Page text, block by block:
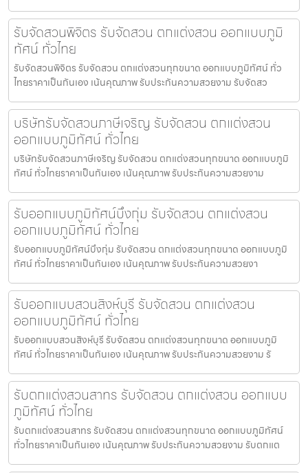
รับจัดสวนพิจิตร รับจัดสวน ตกแต่งสวน ออกแบบภูมิ
ทัศน์ ทั่วไทย
รับจัดสวนพิจิตร รับจัดสวน ตกแต่งสวนทุกขนาด ออกแบบภูมิทัศน์ ทั่ว
ไทยราคาเป็นกันเอง เน้นคุณภาพ รับประกันความสวยงาม รับจัดสว
บริษัทรับจัดสวนภาษีเจริญ รับจัดสวน ตกแต่งสวน
ออกแบบภูมิทัศน์ ทั่วไทย
บริษัทรับจัดสวนภาษีเจริญ รับจัดสวน ตกแต่งสวนทุกขนาด ออกแบบภูมิ
ทัศน์ ทั่วไทยราคาเป็นกันเอง เน้นคุณภาพ รับประกันความสวยงาม
รับออกแบบภูมิทัศน์บึงกุ่ม รับจัดสวน ตกแต่งสวน
ออกแบบภูมิทัศน์ ทั่วไทย
รับออกแบบภูมิทัศน์บึงกุ่ม รับจัดสวน ตกแต่งสวนทุกขนาด ออกแบบภูมิ
ทัศน์ ทั่วไทยราคาเป็นกันเอง เน้นคุณภาพ รับประกันความสวยงา
รับออกแบบสวนสิงห์บุรี รับจัดสวน ตกแต่งสวน
ออกแบบภูมิทัศน์ ทั่วไทย
รับออกแบบสวนสิงห์บุรี รับจัดสวน ตกแต่งสวนทุกขนาด ออกแบบภูมิ
ทัศน์ ทั่วไทยราคาเป็นกันเอง เน้นคุณภาพ รับประกันความสวยงาม รั
รับตกแต่งสวนสาทร รับจัดสวน ตกแต่งสวน ออกแบบ
ภูมิทัศน์ ทั่วไทย
รับตกแต่งสวนสาทร รับจัดสวน ตกแต่งสวนทุกขนาด ออกแบบภูมิทัศน์
ทั่วไทยราคาเป็นกันเอง เน้นคุณภาพ รับประกันความสวยงาม รับตกแต